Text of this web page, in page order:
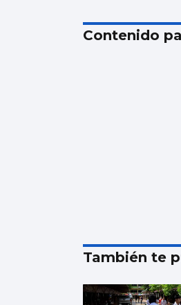
Contenido
También te